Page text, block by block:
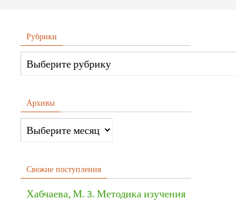
Рубрики
Архивы
Свежие поступления
Хабчаева, М. 3. Методика изучения